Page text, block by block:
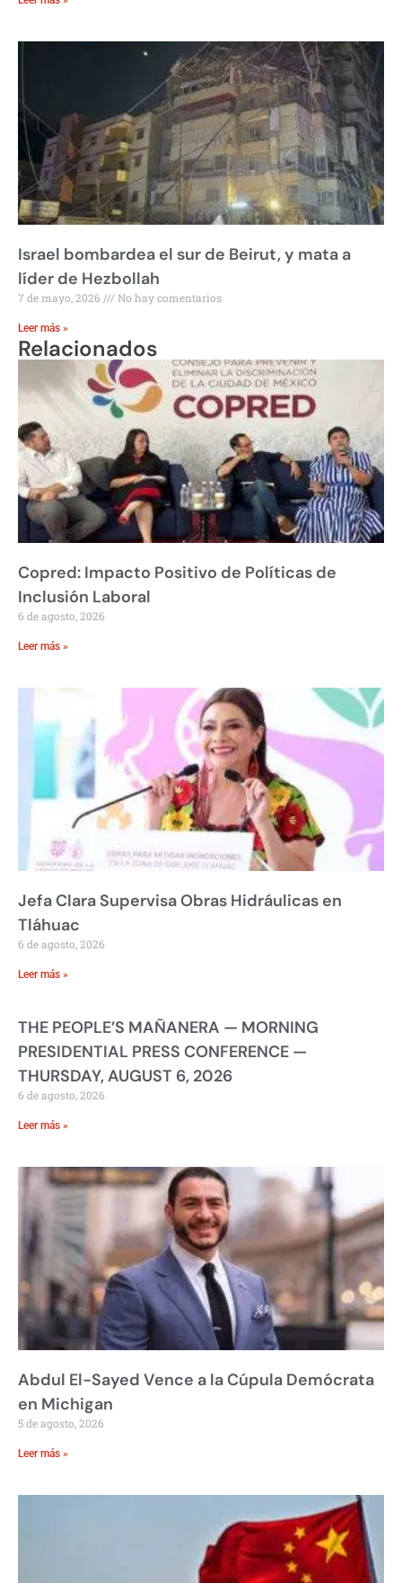
Israel bombardea el sur de Beirut, y mata a
líder de Hezbollah
7 de mayo, 2026 No hay comentarios
Leer más »
Relacionados
Copred: Impacto Positivo de Políticas de
Inclusión Laboral
6 de agosto, 2026
Leer más »
Jefa Clara Supervisa Obras Hidráulicas en
Tláhuac
6 de agosto, 2026
Leer más »
THE PEOPLE’S MAÑANERA — MORNING
PRESIDENTIAL PRESS CONFERENCE —
THURSDAY, AUGUST 6, 2026
6 de agosto, 2026
Leer más »
Abdul El-Sayed Vence a la Cúpula Demócrata
en Michigan
5 de agosto, 2026
Leer más »